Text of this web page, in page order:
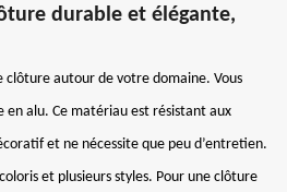
durable et élégante,
clôture autour de votre domaine. Vous
alu. Ce matériau est résistant aux
et ne nécessite que peu d’entretien.
et plusieurs styles. Pour une clôture